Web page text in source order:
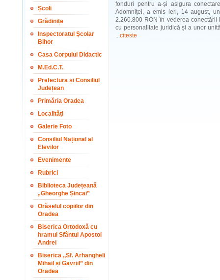
Școli
Grădinițe
Inspectoratul Școlar
Bihor
Casa Corpului Didactic
M.Ed.C.T.
Prefectura și Consiliul
Județean
Primăria Oradea
Localități
Galerie Foto
Consiliul Național al
Elevilor
Evenimente
Rubrici
Biblioteca Județeană
„Gheorghe Șincai”
Orășelul copiilor din
Oradea
Biserica Ortodoxă cu
hramul Sfântul Apostol
Andrei
Biserica ,,Sf. Arhangheli
Mihail și Gavriil” din
Oradea
fonduri pentru a-și asigura
Adomniței, a emis ieri, 14 august,
2.260.800 RON în vederea
cu personalitate juridică și a unor
...citeste